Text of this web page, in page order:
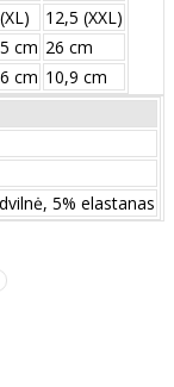
12,5 (XXL)
сm 26 сm
сm 10,9 сm
5% elastanas